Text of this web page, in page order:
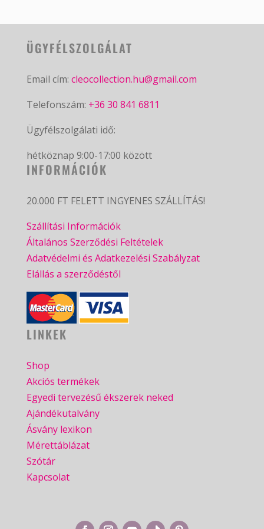
termékoldalon
ki
ÜGYFÉLSZOLGÁLAT
Email cím: cleocollection.hu@gmail.com
Telefonszám: +36 30 841 6811
Ügyfélszolgálati idő:
hétköznap 9:00-17:00 között
INFORMÁCIÓK
20.000 FT FELETT INGYENES SZÁLLÍTÁS!
Szállítási Információk
Általános Szerződési Feltételek
Adatvédelmi és Adatkezelési Szabályzat
Elállás a szerződéstől
LINKEK
Shop
Akciós termékek
Egyedi tervezésű ékszerek neked
Ajándékutalvány
Ásvány lexikon
Mérettáblázat
Szótár
Kapcsolat